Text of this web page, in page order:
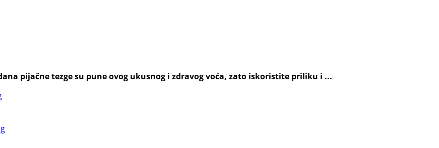
pijačne tezge su pune ovog ukusnog i zdravog voća, zato iskoristite priliku i ...